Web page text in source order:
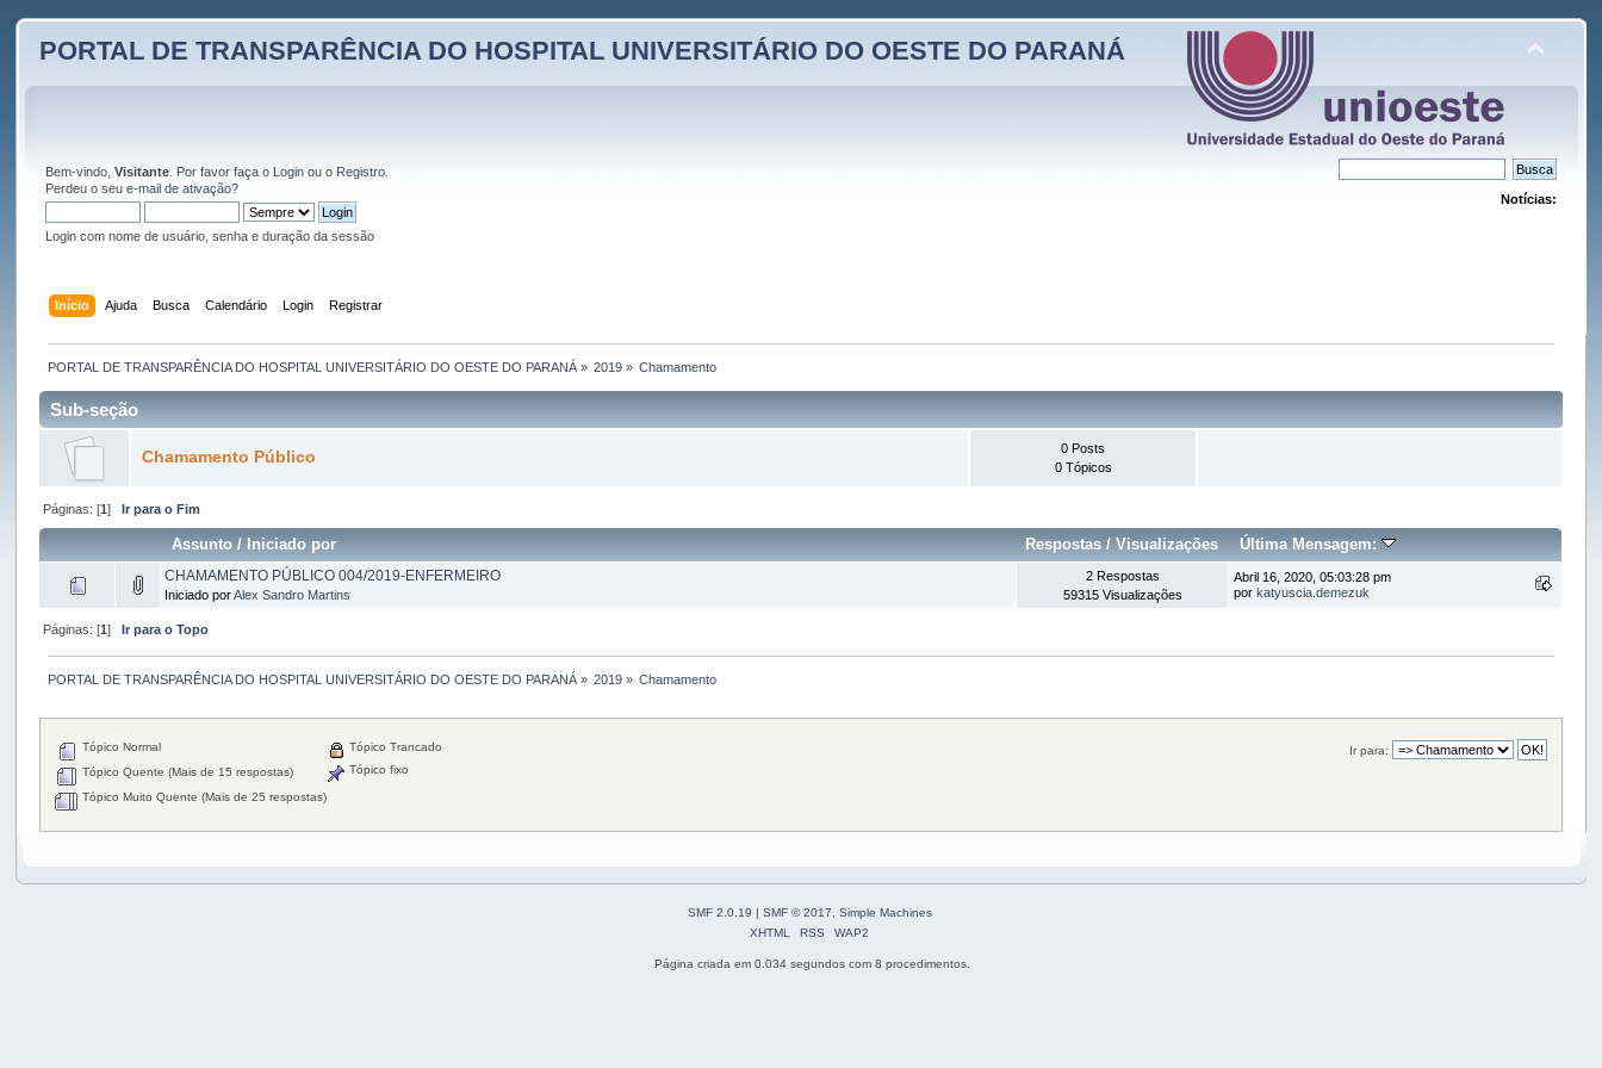
PORTAL DE TRANSPARÊNCIA DO HOSPITAL UNIVERSITÁRIO DO OESTE DO PARANÁ
Bem-vindo,Visitante . Por favor faça o Login ou o Registro
Perdeu o seue-mail de ativação?
Login com nome de usuário, senha e duração da sessão
Notícias:
Início Ajuda Busca Calendário Login Registrar
PORTAL DE TRANSPARÊNCIA DO HOSPITAL UNIVERSITÁRIO DO OESTE DO PARANÁ» 2019 » Chamamento
Sub-seção
Chamamento Público
0 Posts
0 Tópicos
Páginas: [1] Ir para o Fim
Assunto/ Iniciado por Respostas /Visualizações Última Mensagem:
CHAMAMENTO PÚBLICO 004/2019-ENFERMEIRO
Iniciado porAlex Sandro Martins
2 Respostas
59315 Visualizações
Abril 16, 2020, 05:03:28 pm
porkatyuscia.demezuk
Páginas: [1] Ir para o Topo
PORTAL DE TRANSPARÊNCIA DO HOSPITAL UNIVERSITÁRIO DO OESTE DO PARANÁ» 2019 » Chamamento
Ir para:
Tópico Normal
Tópico Quente (Mais de 15 respostas)
Tópico Muito Quente (Mais de 25 respostas)
Tópico Trancado
Tópico fixo
SMF 2.0.19 | SMF © 2017
Simple Machines
XHTML
RSS WAP2
Página criada em 0.034 segundos com 8 procedimentos.